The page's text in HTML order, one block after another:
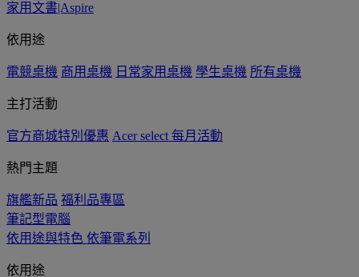
家用文書|Aspire
依用途
電競桌機 商用桌機 日常家用桌機 學生桌機 所有桌機
主打活動
官方商城特別優惠 Acer select 每月活動
熱門主題
旗艦新品 福利品專區
筆記型電腦
依用途與特色 依筆電系列
依用途